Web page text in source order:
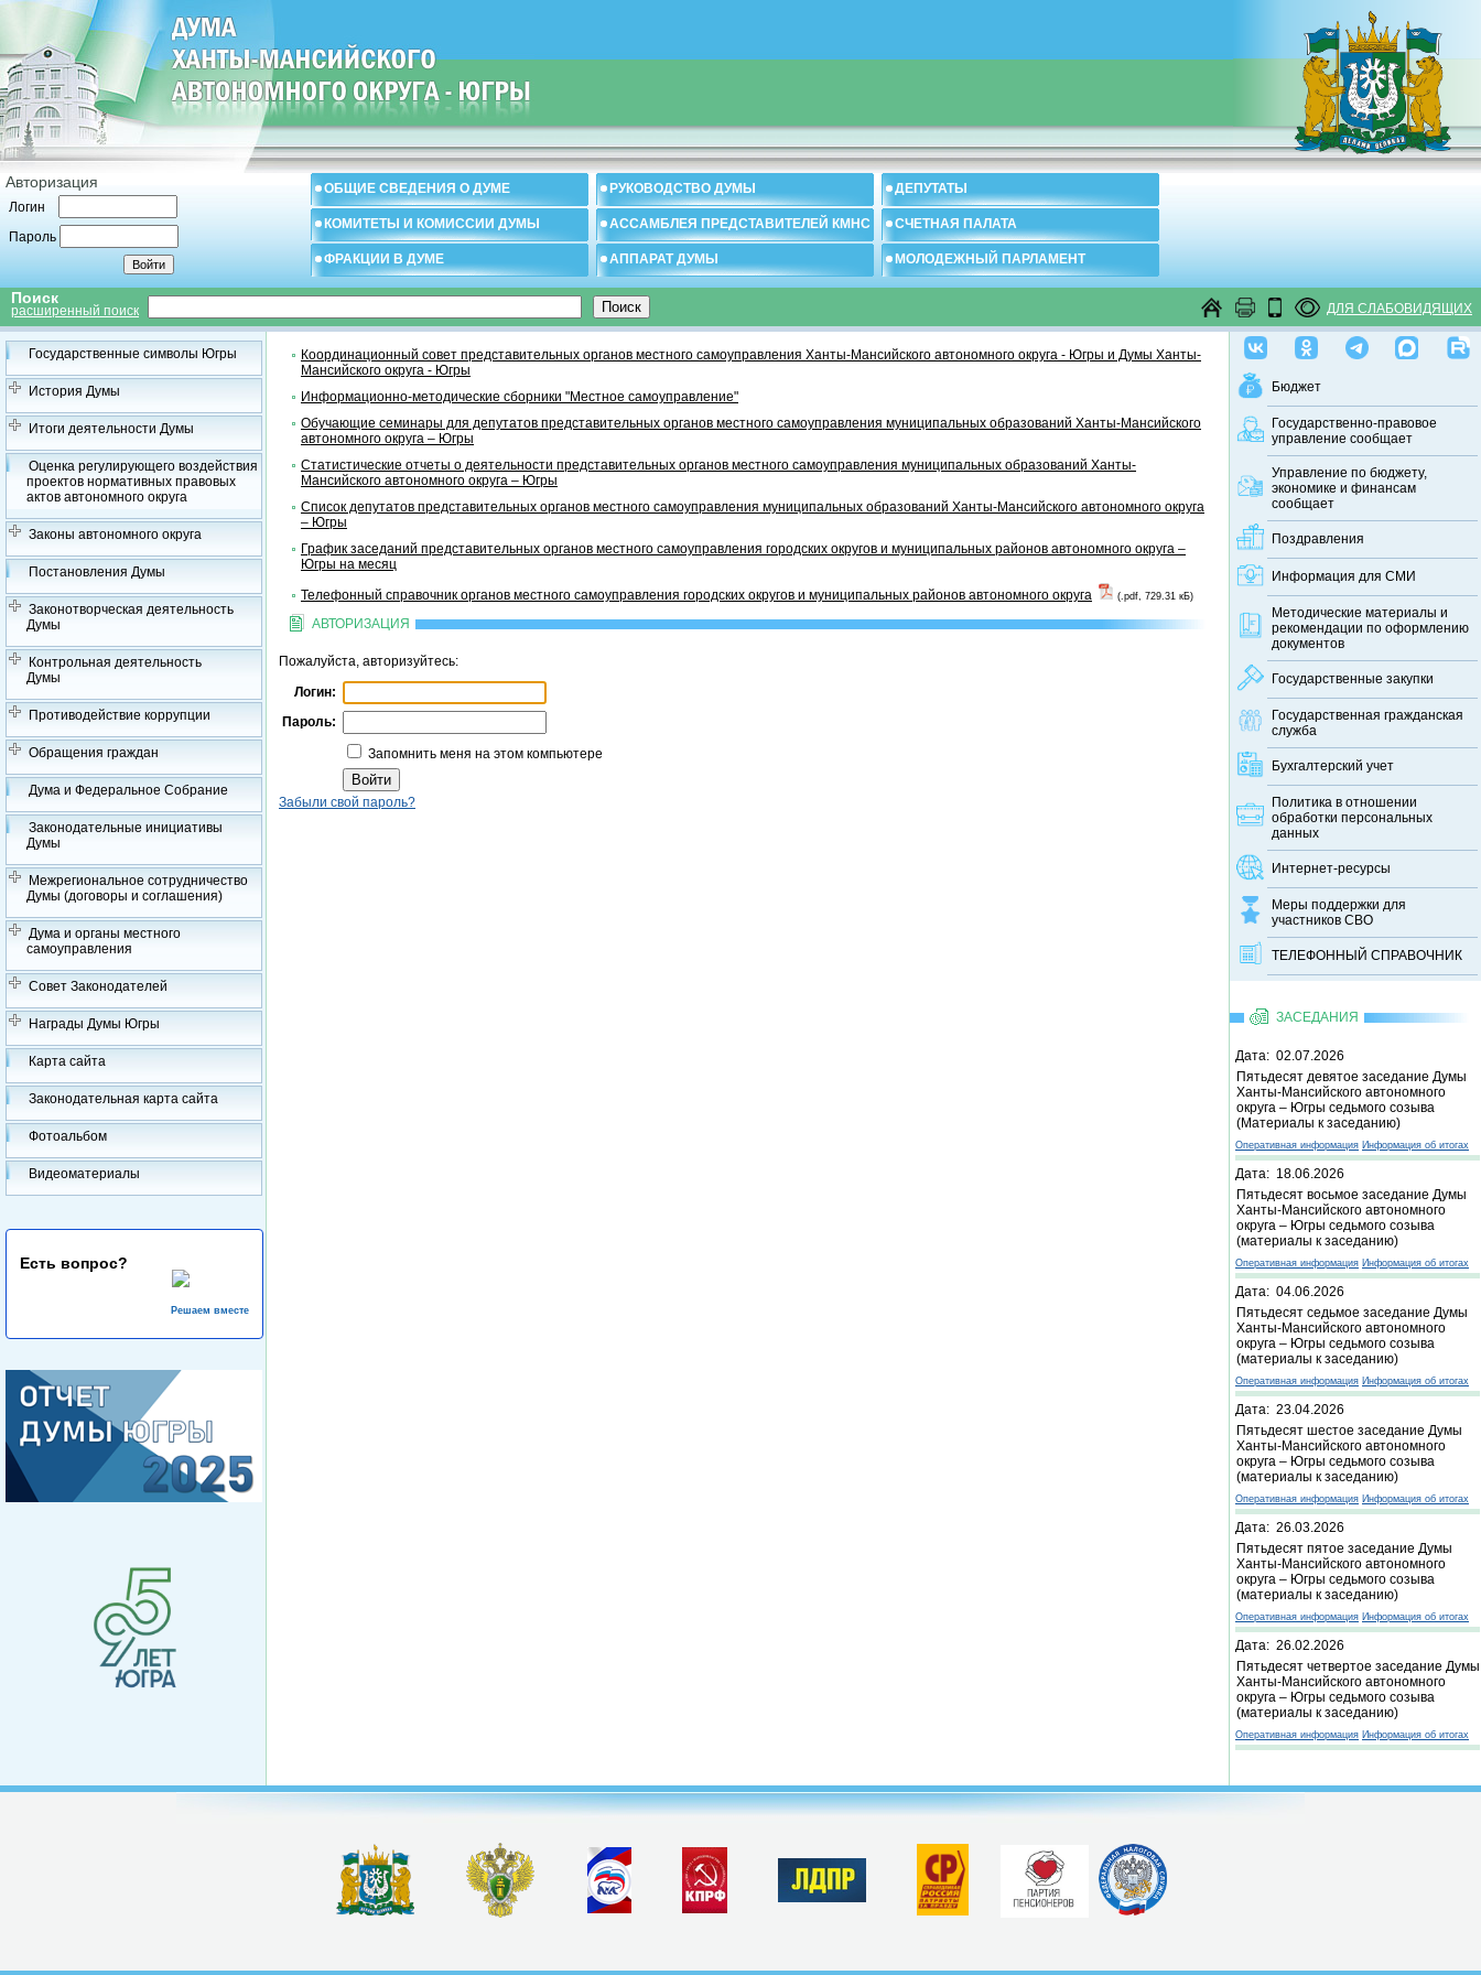
Авторизация
Логин
Пароль
ОБЩИЕ СВЕДЕНИЯ О ДУМЕ РУКОВОДСТВО ДУМЫ ДЕПУТАТЫ
КОМИТЕТЫ И КОМИССИИ ДУМЫ АССАМБЛЕЯ ПРЕДСТАВИТЕЛЕЙ КМНС СЧЕТНАЯ ПАЛАТА
ФРАКЦИИ В ДУМЕ АППАРАТ ДУМЫ МОЛОДЕЖНЫЙ ПАРЛАМЕНТ
Поиск
расширенный поиск ДЛЯ СЛАБОВИДЯЩИХ
Государственные символы Югры
История Думы
Итоги деятельности Думы
Оценка регулирующего воздействия
проектов нормативных правовых
актов автономного округа
Законы автономного округа
Постановления Думы
Законотворческая деятельность
Думы
Контрольная деятельность
Думы
Противодействие коррупции
Обращения граждан
Дума и Федеральное Собрание
Законодательные инициативы
Думы
Межрегиональное сотрудничество
Думы (договоры и соглашения)
Дума и органы местного
самоуправления
Совет Законодателей
Награды Думы Югры
Карта сайта
Законодательная карта сайта
Фотоальбом
Видеоматериалы
Есть вопрос?
Решаем вместе
Бюджет
Государственно-правовое
управление сообщает
Управление по бюджету,
экономике и финансам
сообщает
Поздравления
Информация для СМИ
Методические материалы и
рекомендации по оформлению
документов
Государственные закупки
Государственная гражданская
служба
Бухгалтерский учет
Политика в отношении
обработки персональных
данных
Интернет-ресурсы
Меры поддержки для
участников СВО
ТЕЛЕФОННЫЙ CПРАВОЧНИК
ЗАСЕДАНИЯ
Дата: 02.07.2026
Пятьдесят девятое заседание Думы
Ханты-Мансийского автономного
округа – Югры седьмого созыва
(Материалы к заседанию)
Оперативная информация Информация об итогах
Дата: 18.06.2026
Пятьдесят восьмое заседание Думы
Ханты-Мансийского автономного
округа – Югры седьмого созыва
(материалы к заседанию)
Оперативная информация Информация об итогах
Дата: 04.06.2026
Пятьдесят седьмое заседание Думы
Ханты-Мансийского автономного
округа – Югры седьмого созыва
(материалы к заседанию)
Оперативная информация Информация об итогах
Дата: 23.04.2026
Пятьдесят шестое заседание Думы
Ханты-Мансийского автономного
округа – Югры седьмого созыва
(материалы к заседанию)
Оперативная информация Информация об итогах
Дата: 26.03.2026
Пятьдесят пятое заседание Думы
Ханты-Мансийского автономного
округа – Югры седьмого созыва
(материалы к заседанию)
Оперативная информация Информация об итогах
Дата: 26.02.2026
Пятьдесят четвертое заседание Думы
Ханты-Мансийского автономного
округа – Югры седьмого созыва
(материалы к заседанию)
Оперативная информация Информация об итогах
Координационный совет представительных органов местного самоуправления Ханты-Мансийского автономного округа - Югры и Думы Ханты-
Мансийского округа - Югры
Информационно-методические сборники "Местное самоуправление"
Обучающие семинары для депутатов представительных органов местного самоуправления муниципальных образований Ханты-Мансийского
автономного округа – Югры
Статистические отчеты о деятельности представительных органов местного самоуправления муниципальных образований Ханты-
Мансийского автономного округа – Югры
Список депутатов представительных органов местного самоуправления муниципальных образований Ханты-Мансийского автономного округа
– Югры
График заседаний представительных органов местного самоуправления городских округов и муниципальных районов автономного округа –
Югры на месяц
Телефонный справочник органов местного самоуправления городских округов и муниципальных районов автономного округа
(.pdf, 729.31 кБ)
АВТОРИЗАЦИЯ
Пожалуйста, авторизуйтесь:
Логин:
Пароль:
Запомнить меня на этом компьютере
Забыли свой пароль?